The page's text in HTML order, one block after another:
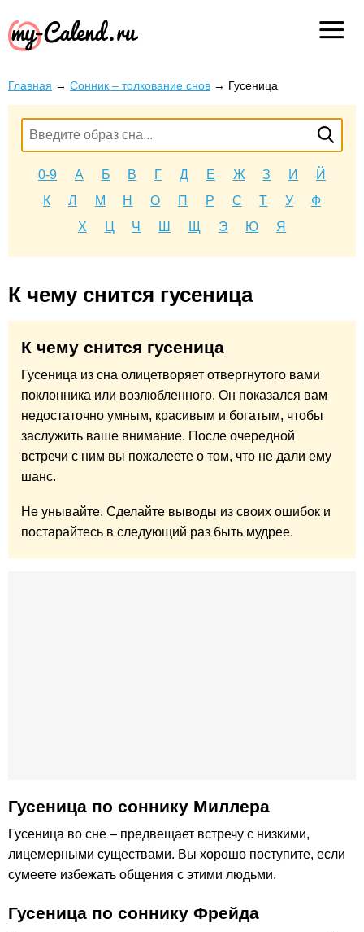
Главная → Сонник – толкование снов → Гусеница
0-9 А Б В Г Д Е Ж З И
Й
К
Л М Н О П Р С Т У
Ф
Х
Ц Ч Ш Щ Э Ю Я
К чему снится гусеница
К чему снится гусеница
Гусеница из сна олицетворяет отвергнутого вами
поклонника или возлюбленного. Он показался вам
недостаточно умным, красивым и богатым, чтобы
заслужить ваше внимание. После очередной
встречи с ним вы пожалеете о том, что не дали ему
шанс.
Не унывайте. Сделайте выводы из своих ошибок и
постарайтесь в следующий раз быть мудрее.
Гусеница по cоннику Миллера
Гусеница во сне – предвещает встречу с низкими,
лицемерными существами. Вы хорошо поступите, если
сумеете избежать общения с этими людьми.
Гусеница по соннику Фрейда